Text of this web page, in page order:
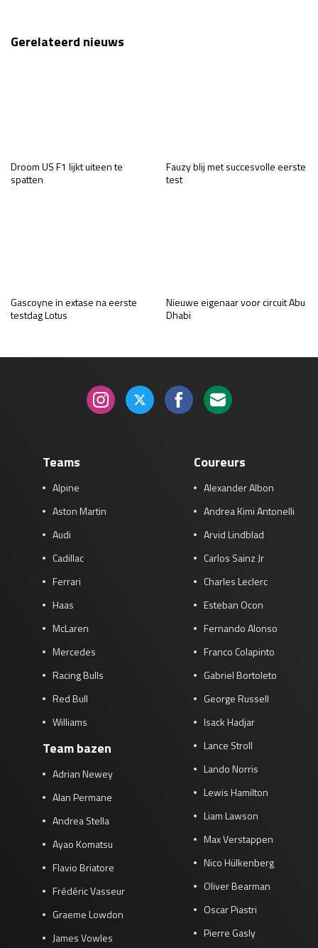
Gerelateerd nieuws
Droom US F1 lijkt uiteen te
spatten
Fauzy blij met succesvolle eerste
test
Gascoyne in extase na eerste
testdag Lotus
Nieuwe eigenaar voor circuit Abu
Dhabi
Teams
Alpine
Aston Martin
Audi
Cadillac
Ferrari
Haas
McLaren
Mercedes
Racing Bulls
Red Bull
Williams
Team bazen
Adrian Newey
Alan Permane
Andrea Stella
Ayao Komatsu
Flavio Briatore
Frédéric Vasseur
Graeme Lowdon
James Vowles
Coureurs
Alexander Albon
Andrea Kimi Antonelli
Arvid Lindblad
Carlos Sainz Jr
Charles Leclerc
Esteban Ocon
Fernando Alonso
Franco Colapinto
Gabriel Bortoleto
George Russell
Isack Hadjar
Lance Stroll
Lando Norris
Lewis Hamilton
Liam Lawson
Max Verstappen
Nico Hülkenberg
Oliver Bearman
Oscar Piastri
Pierre Gasly